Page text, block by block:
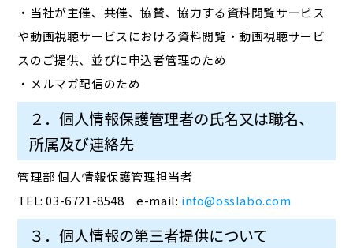
・当社が主催、共催、協賛、協力する資料閲覧サービス
や動画視聴サービスにおける資料閲覧・動画視聴サービ
スのご提供、並びに申込者管理のため
・メルマガ配信のため
２．個人情報保護管理者の氏名又は職名、
所属及び連絡先
管理部 個人情報保護管理担当者
TEL: 03-6721-8548 e-mail: info@osslabo.com
３．個人情報の第三者提供について